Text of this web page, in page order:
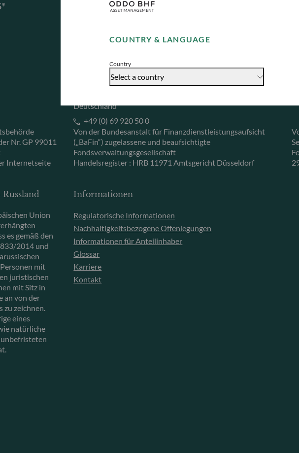
COUNTRY & LANGUAGE
Country
Select a country
Accept
Nr. GP 99011
Internetseite
ODDO BHF Asset Management GmbH
40217 Düsseldorf
+49 (0) 211 239 24 01
Gallusanlage 8
Deutschland
+49 (0) 69 920 50 0
Von der Bundesanstalt für Finanzdienstleistungsaufsicht
(„BaFin“) zugelassene und beaufsichtigte
Fondsverwaltungsgesellschaft
Handelsregister : HRB 11971 Amtsgericht Düsseldorf
Union
es gemäß den
2014 und
mit
juristischen
mit Sitz in
an von der
zu zeichnen.
eines
natürliche
Informationen
Regulatorische Informationen
Nachhaltigkeitsbezogene Offenlegungen
Informationen für Anteilinhaber
Glossar
Karriere
Kontakt